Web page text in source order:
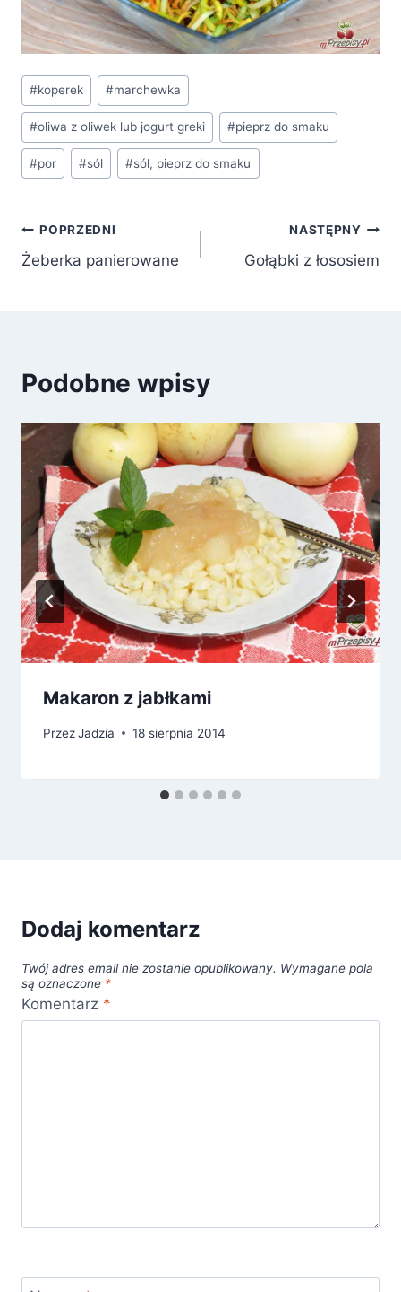
Tagi
wpisu:
#koperek #marchewka
#oliwa z oliwek lub jogurt greki #pieprz do smaku
#por #sól #sól, pieprz do smaku
Nawigacja
wpisu
POPRZEDNI
Żeberka panierowane
NASTĘPNY
Gołąbki z łososiem
Podobne wpisy
Makaron z jabłkami
PrzezJadzia 18 sierpnia 2014
Dodaj komentarz
Twój adres email nie zostanie opublikowany. Wymagane pola
są oznaczone *
Komentarz *